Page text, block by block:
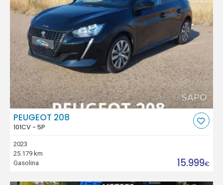
PEUGEOT 208
101CV - 5P
2023
25.179 km
Gasolina
15.999€